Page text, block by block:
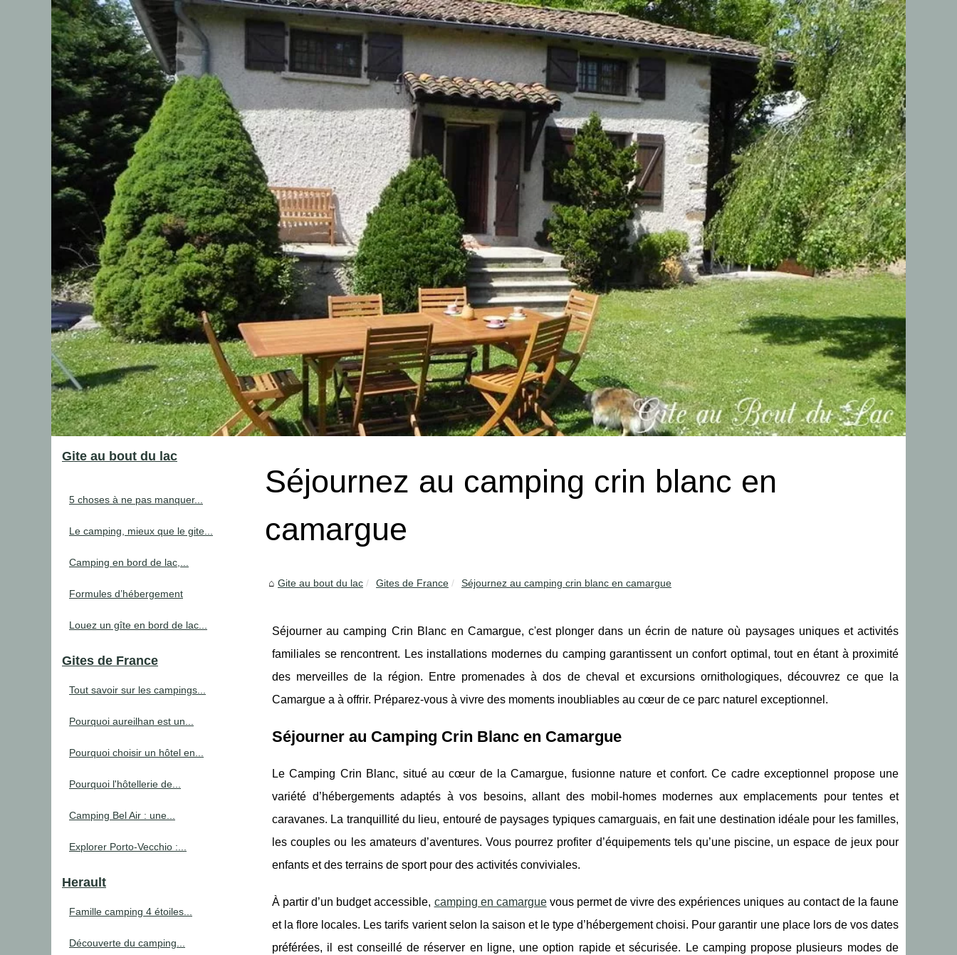
Séjournez au camping crin blanc en
camargue
Gite au bout du lac Gites de France Séjournez au camping crin blanc en camargue
Séjourner au camping Crin Blanc en Camargue, c'est plonger dans un écrin de nature où paysages uniques et activités
familiales se rencontrent. Les installations modernes du camping garantissent un confort optimal, tout en étant à proximité
des merveilles de la région. Entre promenades à dos de cheval et excursions ornithologiques, découvrez ce que la
Camargue a à offrir. Préparez-vous à vivre des moments inoubliables au cœur de ce parc naturel exceptionnel.
Séjourner au Camping Crin Blanc en Camargue
Le Camping Crin Blanc, situé au cœur de la Camargue, fusionne nature et confort. Ce cadre exceptionnel propose une
variété d’hébergements adaptés à vos
besoins, allant des mobil-homes modernes aux emplacements pour tentes et
caravanes. La tranquillité du lieu, entouré de paysages typiques camarguais, en fait une destination idéale pour les familles,
les couples ou les amateurs d’aventures. Vous pourrez profiter d’équipements tels qu’une piscine, un espace de jeux pour
enfants et des terrains de sport pour des activités conviviales.
À partir d’un budget accessible, camping en camarguevous permet de vivre des expériences uniques au contact de la faune
et la flore locales. Les tarifs varient selon la saison et le type d’hébergement choisi. Pour garantir une place lors de vos dates
préférées, il est conseillé de réserver en ligne, une option rapide et sécurisée. Le camping propose plusieurs modes de
Gite au bout du lac
5 choses à ne pas manquer...
Le camping, mieux que le gite...
Camping en bord de lac,...
Formules d’hébergement
Louez un gîte en bord de lac...
Gites de France
Tout savoir sur les campings...
Pourquoi aureilhan est un...
Pourquoi choisir un hôtel en...
Pourquoi l'hôtellerie de...
Camping Bel Air : une...
Explorer Porto-Vecchio :...
Herault
Famille camping 4 étoiles...
Découverte du camping...